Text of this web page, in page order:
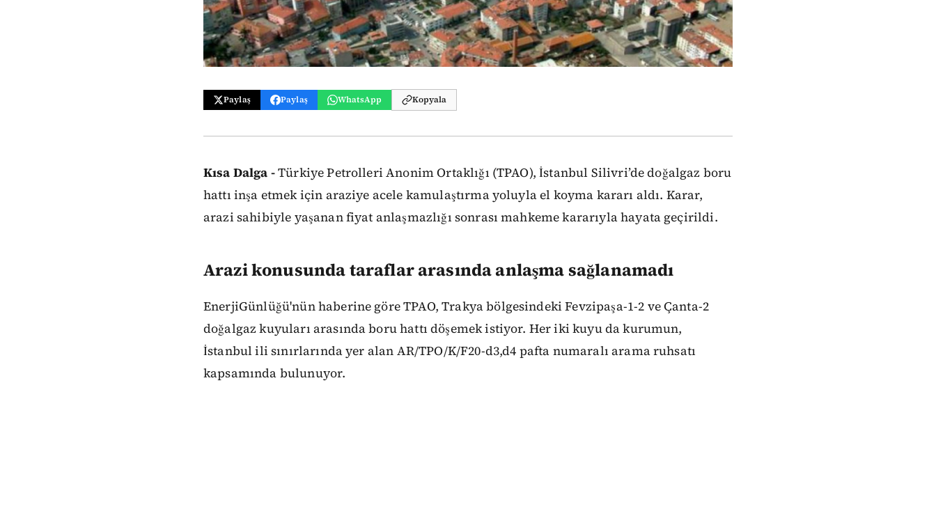
Paylaş Paylaş WhatsApp Kopyala
Kısa Dalga -Türkiye Petrolleri Anonim Ortaklığı (TPAO), İstanbul Silivri’de doğalgaz boru
hattı inşa etmek için araziye acele kamulaştırma yoluyla el koyma kararı aldı. Karar,
arazi sahibiyle yaşanan fiyat anlaşmazlığı sonrası mahkeme kararıyla hayata geçirildi.
Arazi konusunda taraflar arasında anlaşma sağlanamadı
EnerjiGünlüğü'nün haberine göre TPAO, Trakya bölgesindeki Fevzipaşa-1-2 ve Çanta-2
doğalgaz kuyuları arasında boru hattı döşemek istiyor. Her iki kuyu da kurumun,
İstanbul ili sınırlarında yer alan AR/TPO/K/F20-d3,d4 pafta numaralı arama ruhsatı
kapsamında bulunuyor.